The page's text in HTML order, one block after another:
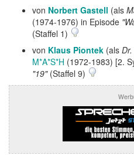
von Norbert Gastell (als
(1974-1976) in Episode
(Staffel 1)
von Klaus Piontek (als
M*A*S*H (1972-1983) [2.
"19"(Staffel 9)